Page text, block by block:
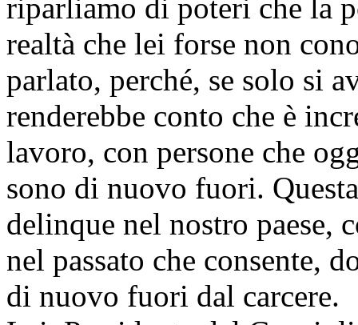
riparliamo di poteri che la
realtà che lei forse non
parlato, perché, se solo si
renderebbe conto che è
lavoro, con persone che
sono di nuovo fuori.
delinque nel nostro paese,
nel passato che consente,
di nuovo fuori dal carcere.